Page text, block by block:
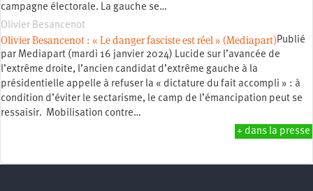
campagne électorale. La gauche se…
Olivier Besancenot
Olivier Besancenot : « Le danger fasciste est réel » (Mediapart)Publié
par Mediapart (mardi 16 janvier 2024) Lucide sur l’avancée de
l’extrême droite, l’ancien candidat d’extrême gauche à la
présidentielle appelle à refuser la « dictature du fait accompli » : à
condition d’éviter le sectarisme, le camp de l’émancipation peut se
ressaisir. Mobilisation contre…
+ dans la presse